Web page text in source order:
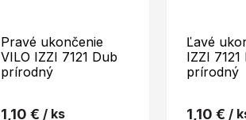
Pravé ukončenie
VILO IZZI 7121 Dub
prírodný
1,10 € / ks
Ľavé
IZZI 7121
prírodný
1,10 € /